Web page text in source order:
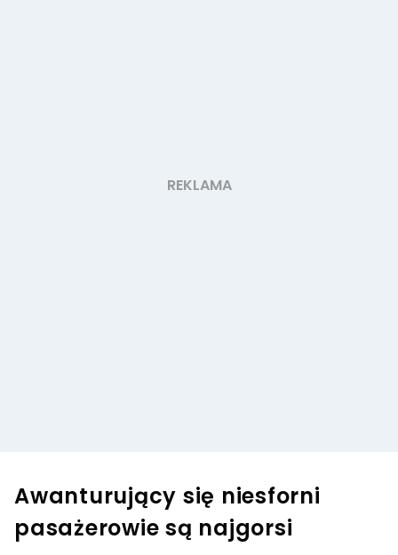
Awanturujący się niesforni
pasażerowie są najgorsi